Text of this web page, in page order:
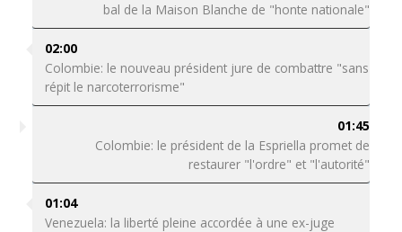
bal de la Maison Blanche de "honte nationale"
02:00
Colombie: le nouveau président jure de combattre "sans
répit le narcoterrorisme"
01:45
Colombie: le président de la Espriella promet de
restaurer "l'ordre" et "l'autorité"
01:04
Venezuela: la liberté pleine accordée à une ex-juge